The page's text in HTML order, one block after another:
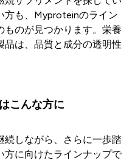
方も、Myproteinのライン
ものが見つかります。栄養
品は、品質と成分の透明性
こんな方に
続しながら、さらに一歩踏
方に向けたラインナップで